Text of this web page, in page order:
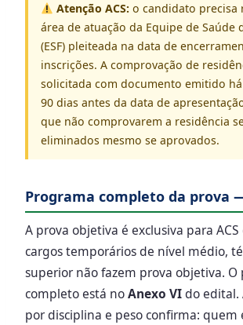
Atenção ACS: o candidato precisa
área de atuação da Equipe de Saúde
(ESF) pleiteada na data de
inscrições. A comprovação de
solicitada com documento emitido
90 dias antes da data de
que não comprovarem a residência
eliminados mesmo se aprovados.
Programa completo da prova
A prova objetiva é exclusiva para ACS
cargos temporários de nível médio,
superior não fazem prova objetiva. O
completo está noAnexo VIdo edital.
por disciplina e peso confirma: quem